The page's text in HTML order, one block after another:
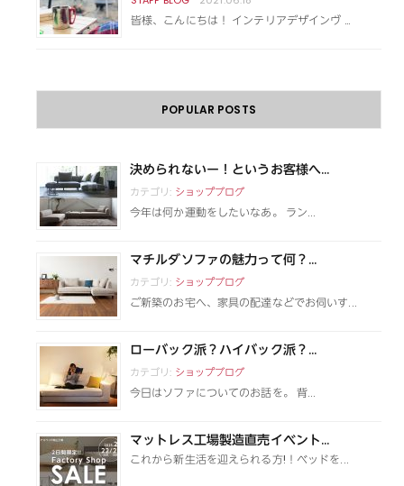
皆様、こんにちは！ インテリアデザインヴ …
POPULAR POSTS
決められないー！というお客様へ...
カテゴリ: ショップブログ
今年は何か運動をしたいなあ。 ラン...
マチルダソファの魅力って何？...
カテゴリ: ショップブログ
ご新築のお宅へ、家具の配達などでお伺いす...
ローバック派？ハイバック派？...
カテゴリ: ショップブログ
今日はソファについてのお話を。 背...
マットレス工場製造直売イベント...
これから新生活を迎えられる方!！ベッドを...